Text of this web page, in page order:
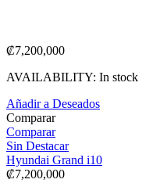
₡7,200,000
AVAILABILITY: In stock
Añadir a Deseados
Comparar
Comparar
Sin Destacar
Hyundai Grand i10
₡7,200,000